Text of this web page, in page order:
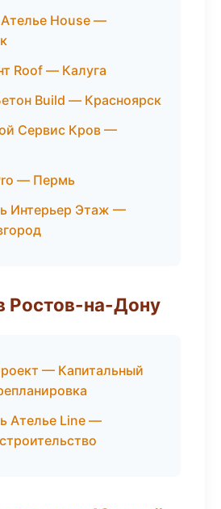
House —
Roof — Калуга
Build — Красноярск
Сервис Кров —
— Пермь
Интерьер Этаж —
Ростов-на-Дону
— Капитальный
Ателье Line —